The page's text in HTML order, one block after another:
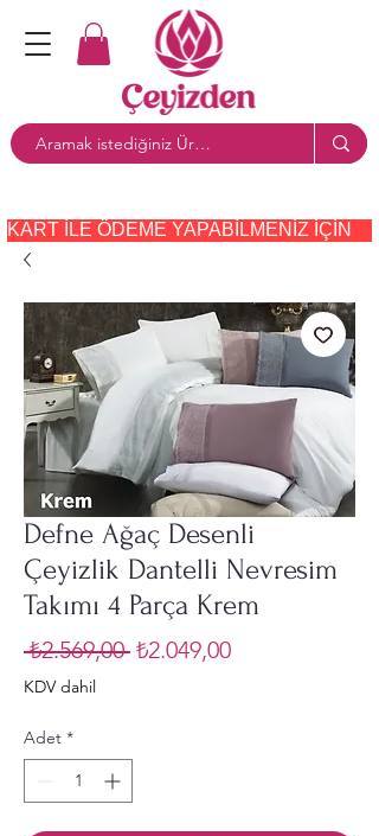
KART ILE ÖDEME YAPABILMENIZ IÇIN
Defne Ağaç Desenli
Çeyizlik Dantelli Nevresim
Takımı 4 Parça Krem
₺2.569,00 Normal
₺2.049,00İndirimli
KDV dahil
Adet *